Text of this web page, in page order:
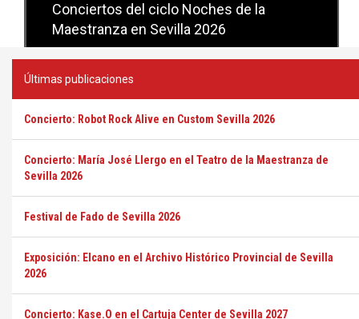
Conciertos del ciclo Noches de la
Maestranza en Sevilla 2026
Conciertos del ciclo Candlelight en
Sevilla
Últimas publicaciones
Concierto: Robot Rock Alive en Custom Sevilla 2026
Concierto: María José Llergo en el Teatro de la Maestranza de
Sevilla 2026
Festival de Fado de Sevilla 2026
Exposición: Elcano en el Archivo Histórico Provincial de Sevilla
2026
Concierto: Kase.O en el Cartuja Center de Sevilla 2027